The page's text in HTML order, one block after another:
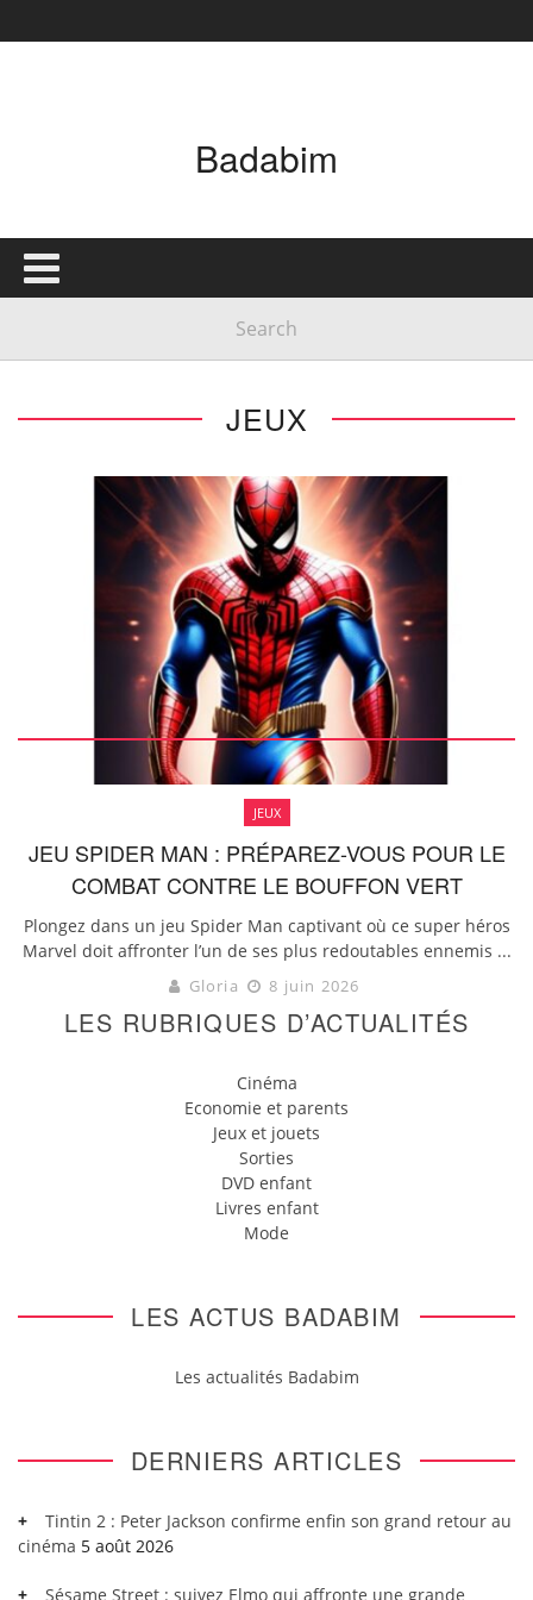
Badabim
JEUX
JEUX
JEU SPIDER MAN : PRÉPAREZ-VOUS POUR LE
COMBAT CONTRE LE BOUFFON VERT
Plongez dans un jeu Spider Man captivant où ce super héros
Marvel doit affronter l’un de ses plus redoutables ennemis ...
Gloria 8 juin 2026
LES RUBRIQUES D’ACTUALITÉS
Cinéma
Economie et parents
Jeux et jouets
Sorties
DVD enfant
Livres enfant
Mode
LES ACTUS BADABIM
Les actualités Badabim
DERNIERS ARTICLES
Tintin 2 : Peter Jackson confirme enfin son grand retour au
cinéma 5 août 2026
Sésame Street : suivez Elmo qui affronte une grande